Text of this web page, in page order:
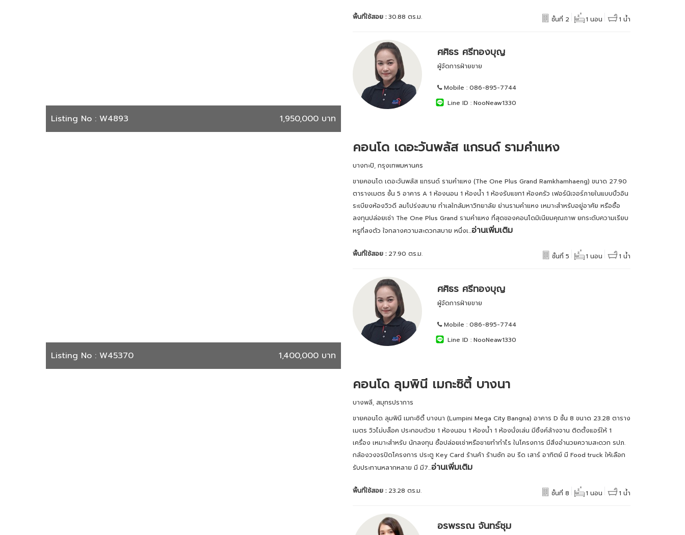
พื้นที่ใช้สอย :30.88 ตร.ม. ชั้นที่ 2 1 นอน 1 น้ำ
ศศิธร ศรีทองบุญ
ผู้จัดการฝ่ายขาย
Mobile :086-895-7744
Line ID :NooNeaw1330
Listing No : W4893 1,950,000 บาท
คอนโด เดอะวันพลัส แกรนด์ รามคำแหง
บางกะปิ, กรุงเทพมหานคร
ขายคอนโด เดอะวันพลัส แกรนด์ รามคำแหง (The One Plus Grand Ramkhamhaeng) ขนาด 27.90
ตารางเมตร ชั้น 5 อาคาร A 1 ห้องนอน 1 ห้องน้ำ 1 ห้องรับแขก ​1 ห้องครัว เฟอร์นิเจอร์ภายในแบบบิ้วอิน
ระเบียงห้องวิวดี ลมโปร่งสบาย ทำเลใกล้มหาวิทยาลัย ย่านรามคำแหง เหมาะสำหรับอยู่อาศัย หรือซื้อ
ลงทุนปล่อยเช่า The One Plus Grand รามคำแหง ที่สุดของคอนโดมิเนียมคุณภาพ ยกระดับความเรียบ
หรูที่ลงตัว ใจกลางความสะดวกสบาย หนึ่งเ...อ่านเพิ่มเติม
พื้นที่ใช้สอย :27.90 ตร.ม. ชั้นที่ 5 1 นอน 1 น้ำ
ศศิธร ศรีทองบุญ
ผู้จัดการฝ่ายขาย
Mobile :086-895-7744
Line ID :NooNeaw1330
Listing No : W45370 1,400,000 บาท
คอนโด ลุมพินี เมกะซิตี้ บางนา
บางพลี, สมุทรปราการ
ขายคอนโด ลุมพินี เมกะซิตี้ บางนา (Lumpini Mega City Bangna) อาคาร D ชั้น 8 ขนาด 23.28 ตาราง
เมตร วิวไม่บล็อค ประกอบด้วย 1 ห้องนอน 1 ห้องน้ำ 1 ห้องนั่งเล่น มีซิ้งค์ล้างจาน ติดตั้งแอร์ให้ 1
เครื่อง เหมาะสำหรับ นักลงทุน ซื้อปล่อยเช่าหรือขายทำกำไร ในโครงการ มีสิ่งอำนวยความสะดวก รปภ.
กล้องวงจรปิดโครงการ ประตู Key Card ร้านค้า ร้านซัก อบ รีด เสาร์ อาทิตย์ มี Food truck ให้เลือก
รับประทานหลากหลาย มี มี7...อ่านเพิ่มเติม
พื้นที่ใช้สอย :23.28 ตร.ม. ชั้นที่ 8 1 นอน 1 น้ำ
อรพรรณ จันทร์ชุม